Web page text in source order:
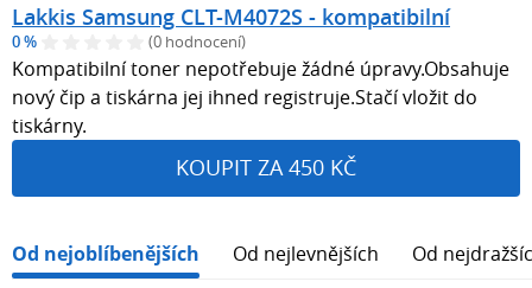
Lakkis Samsung CLT-M4072S - kompatibilní
0 % (0 hodnocení)
Kompatibilní toner nepotřebuje žádné úpravy.Obsahuje
nový čip a tiskárna jej ihned registruje.Stačí vložit do
tiskárny.
KOUPIT ZA 450 KČ
Od nejoblíbenějších Od nejlevnějších Od